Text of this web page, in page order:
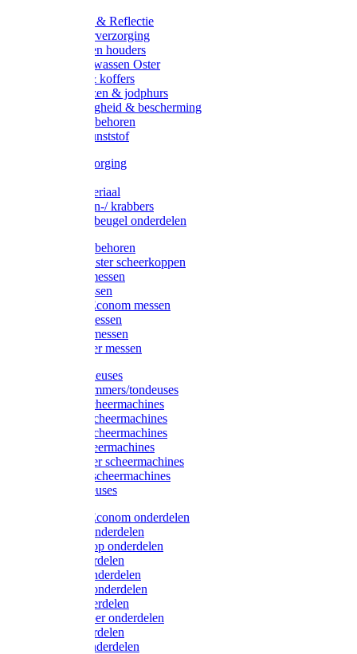
Verlichting & Reflectie
Rapide leerverzorging
Likstenen en houders
Poetsen & wassen Oster
Poetssets & koffers
Ruiter laarzen & jodphurs
Ruiter veiligheid & bescherming
Ruiter - toebehoren
Voerbak kunststof
Klauwverzorging
Injectiemateriaal
Hoefmessen-/ krabbers
Hoefbekapbeugel onderdelen
Messen toebehoren
Moser & Oster scheerkoppen
Hauptner messen
Liscop messen
Aesculap/Econom messen
Heiniger messen
Constanta messen
FarmClipper messen
Moser tondeuses
Overige trimmers/tondeuses
Heiniger scheermachines
Hauptner scheermachines
Aesculap scheermachines
Liscop scheermachines
FarmClipper scheermachines
Constanta scheermachines
Wahl tondeuses
Aesculap/Econom onderdelen
Hauptner onderdelen
Lister/Liscop onderdelen
Eider onderdelen
Heiniger onderdelen
Constanta onderdelen
Moser onderdelen
Farm Clipper onderdelen
Oster onderdelen
TailWell onderdelen